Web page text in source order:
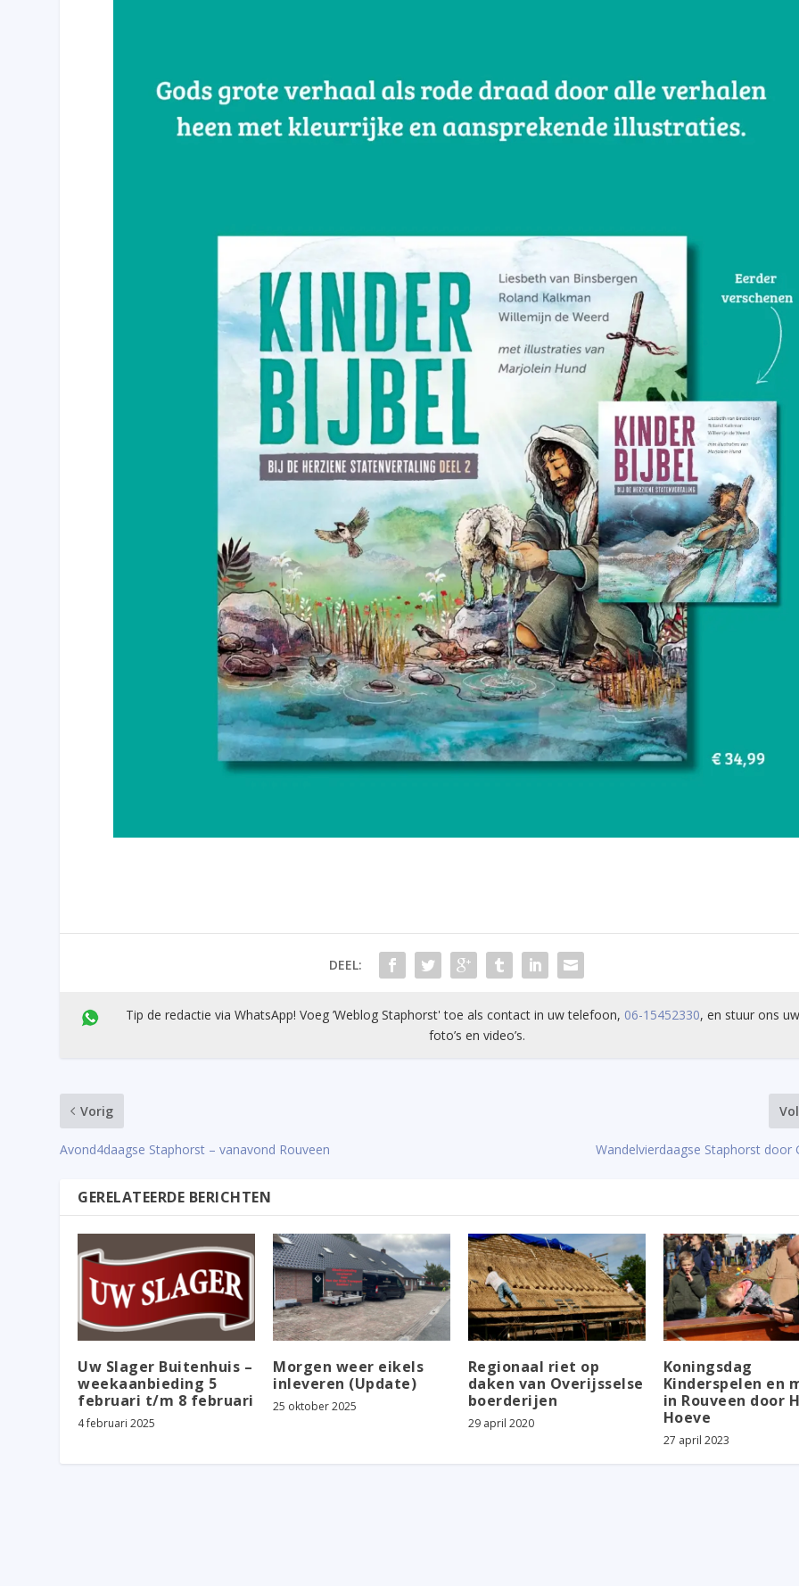
DEEL:
Tip de redactie via WhatsApp! Voeg ’Weblog Staphorst' toe als contact in uw telefoon, 06-15452330, en stuur ons
foto’s en video’s.
Vorig
Avond4daagse Staphorst – vanavond Rouveen Wandelvierdaagse Staphorst door
GERELATEERDE BERICHTEN
Uw Slager Buitenhuis –
weekaanbieding 5
februari t/m 8 februari
4 februari 2025
Morgen weer eikels
inleveren (Update)
25 oktober 2025
Regionaal riet op
daken van Overijsselse
boerderijen
29 april 2020
Koningsdag
Kinderspelen en
in Rouveen door
Hoeve
27 april 2023